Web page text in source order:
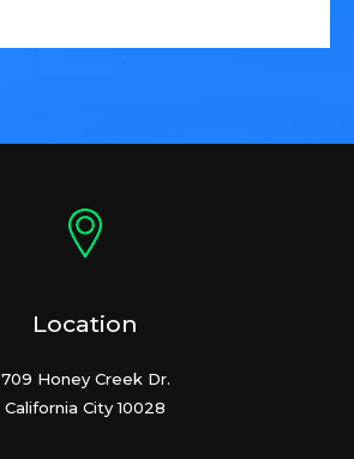
Location
709 Honey Creek Dr.
California City 10028